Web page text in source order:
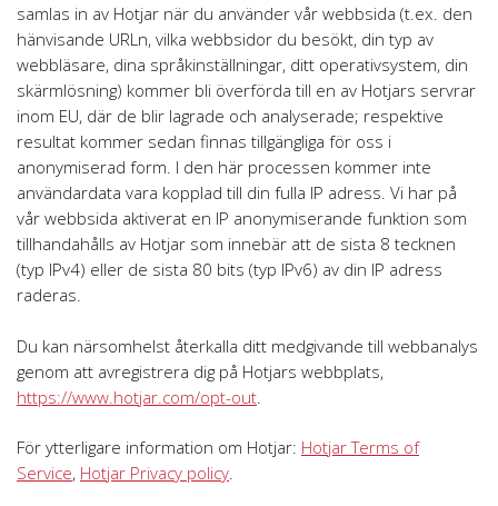
samlas in av Hotjar när du använder vår webbsida (t.ex. den
hänvisande URLn, vilka webbsidor du besökt, din typ av
webbläsare, dina språkinställningar, ditt operativsystem, din
skärmlösning) kommer bli överförda till en av Hotjars servrar
inom EU, där de blir lagrade och analyserade; respektive
resultat kommer sedan finnas tillgängliga för oss i
anonymiserad form. I den här processen kommer inte
användardata vara kopplad till din fulla IP adress. Vi har på
vår webbsida aktiverat en IP anonymiserande funktion som
tillhandahålls av Hotjar som innebär att de sista 8 tecknen
(typ IPv4) eller de sista 80 bits (typ IPv6) av din IP adress
raderas.
Du kan närsomhelst återkalla ditt medgivande till webbanalys
genom att avregistrera dig på Hotjars webbplats,
https://www.hotjar.com/opt-out
För ytterligare information om Hotjar: Hotjar Terms of
Service, Hotjar Privacy policy.